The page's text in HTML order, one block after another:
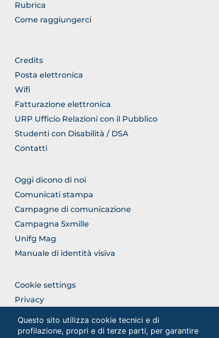
Questo sito utilizza cookie tecnici e di
profilazione, propri e di terze parti, per garantire
Rubrica
Come raggiungerci
FOOTER
GENERICO
Credits
Posta elettronica
Wifi
Fatturazione elettronica
URP Ufficio Relazioni con il Pubblico
Studenti con Disabilità / DSA
Contatti
FOOTER
COMUNICAZIONE
Oggi dicono di noi
Comunicati stampa
Campagne di comunicazione
Campagna 5xmille
Unifg Mag
Manuale di identità visiva
FOOTER
COLONNA
DESTRA
Cookie settings
Privacy